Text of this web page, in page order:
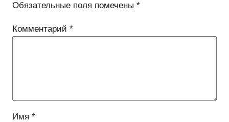
Обязательные поля помечены *
Комментарий *
Имя *